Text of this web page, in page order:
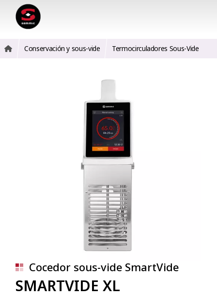
Conservación y sous-vide Termocirculadores Sous-Vide
Cocedor sous-vide SmartVide
SMARTVIDE XL